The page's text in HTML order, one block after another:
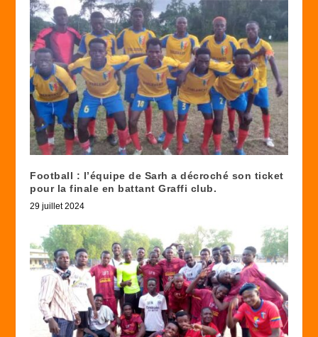
Football : l’équipe de Sarh a décroché son ticket
pour la finale en battant Graffi club.
29 juillet 2024